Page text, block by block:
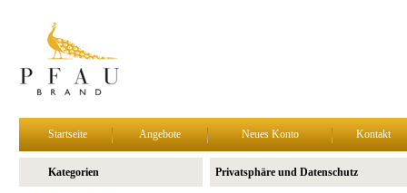
Startseite Angebote Neues Konto Kontakt
Kategorien Privatsphäre und Datenschutz